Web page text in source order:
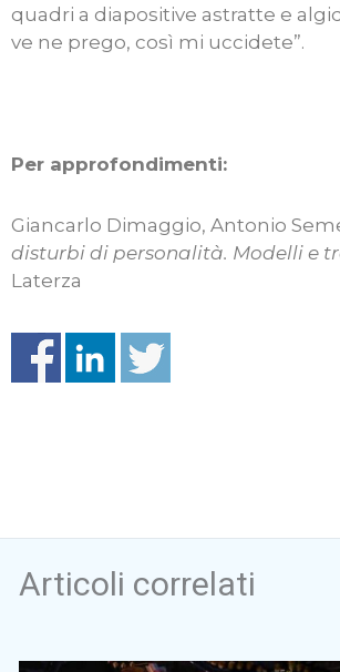
quadri a diapositive astratte e
ve ne prego, così mi uccidete”.
Per approfondimenti:
Giancarlo Dimaggio, Antonio
disturbi di personalità. Modelli e
Laterza
Articoli correlati